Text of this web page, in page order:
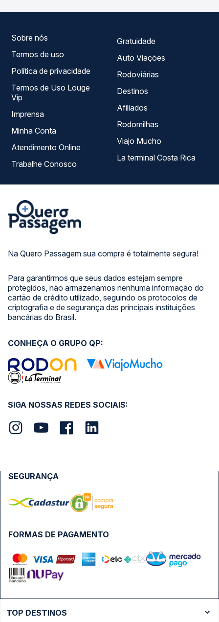
Na Quero Passagem sua compra é totalmente segura!
Para garantirmos que seus dados estejam sempre
protegidos, não armazenamos nenhuma informação do
cartão de crédito utilizado, seguindo os protocolos de
criptografia e de segurança das principais instituições
bancárias do Brasil.
Sobre nós
Termos de uso
Política de privacidade
Termos de Uso Louge
Vip
Imprensa
Minha Conta
Atendimento Online
Trabalhe Conosco
Gratuidade
Auto Viações
Rodoviárias
Destinos
Afiliados
Rodomilhas
Viajo Mucho
La terminal Costa Rica
SIGA NOSSAS REDES SOCIAIS:
CONHEÇA O GRUPO QP:
FORMAS DE PAGAMENTO
SEGURANÇA
TOP DESTINOS